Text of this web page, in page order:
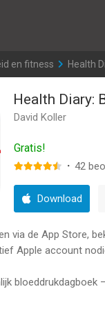
en fitness >
Health
Health Diary:
David Koller
Gratis!
· 42
Download
via de App Store,
Apple account
bloeddrukdagboek
deel duidelijke